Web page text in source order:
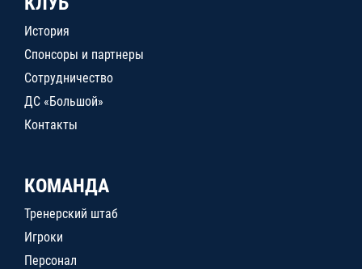
История
Спонсоры и партнеры
Сотрудничество
ДС «Большой»
Контакты
КОМАНДА
Тренерский штаб
Игроки
Персонал